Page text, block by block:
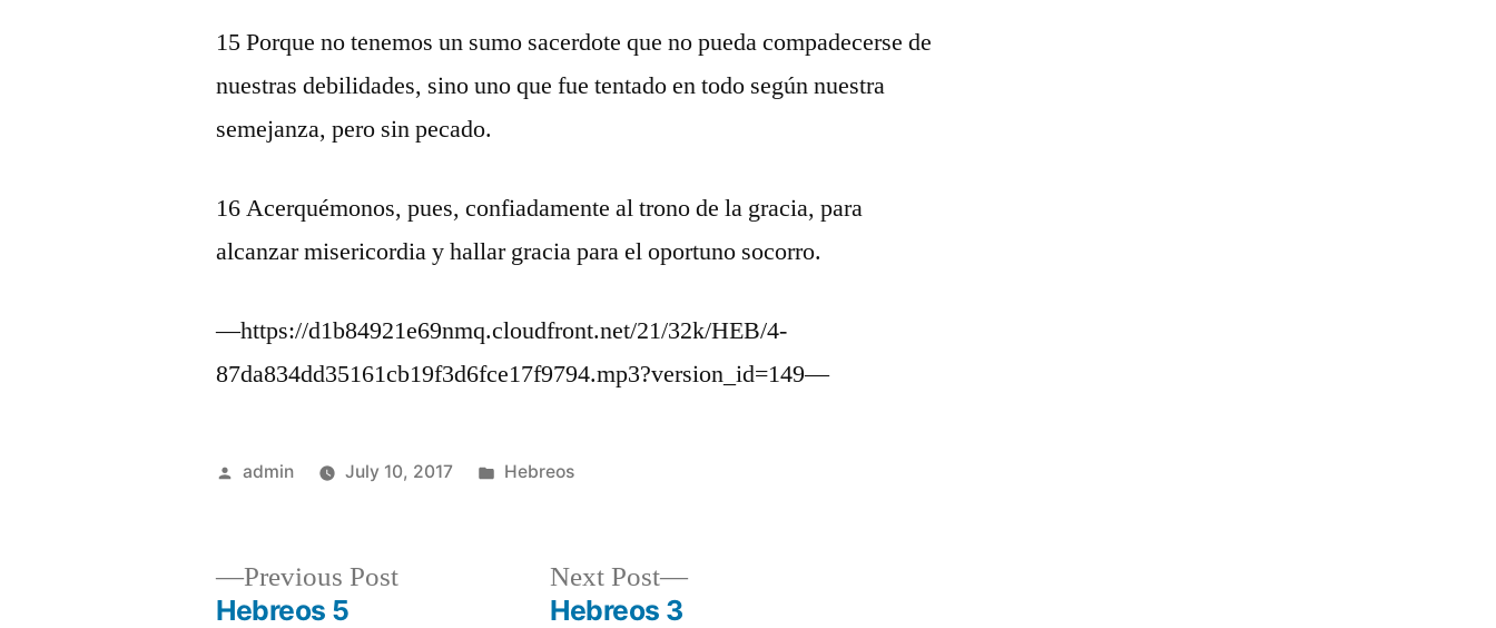
15 Porque no tenemos un sumo sacerdote que no pueda compadecerse de
nuestras debilidades, sino uno que fue tentado en todo según nuestra
semejanza, pero sin pecado.
16 Acerquémonos, pues, confiadamente al trono de la gracia, para
alcanzar misericordia y hallar gracia para el oportuno socorro.
—https://d1b84921e69nmq.cloudfront.net/21/32k/HEB/4-
87da834dd35161cb19f3d6fce17f9794.mp3?version_id=149—
Posted
admin July 10, 2017
Posted
Hebreos
Previous PostPrevious
Hebreos 5
Next Post
Next
Hebreos 3